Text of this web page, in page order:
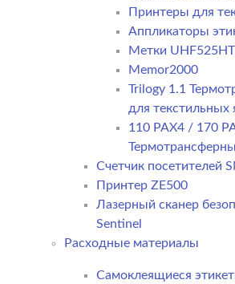
Принтеры для
Аппликаторы
Метки UHF525HT
Memor2000
Trilogy 1.1
для текстильных
110 PAX4 / 170
Счетчик посетителей
Принтер ZE500
Лазерный сканер
Sentinel
Расходные материалы
Самоклеящиеся